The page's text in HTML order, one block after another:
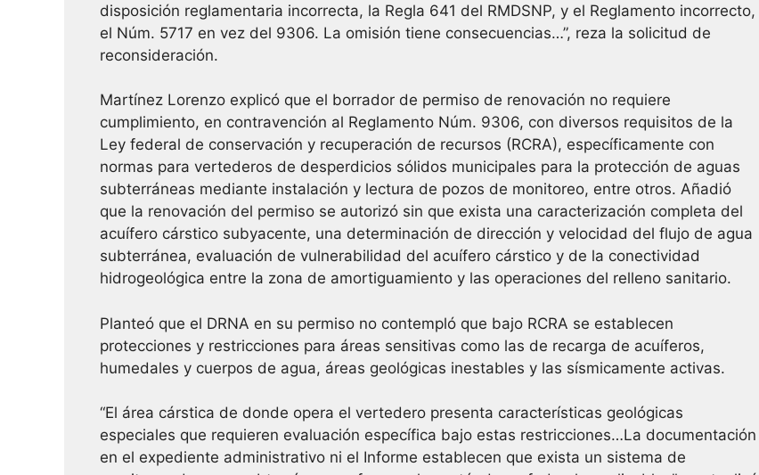
disposición reglamentaria incorrecta, la Regla 641 del RMDSNP, y el Reglamento incorrecto,
el Núm. 5717 en vez del 9306. La omisión tiene consecuencias…”, reza la solicitud de
reconsideración.
Martínez Lorenzo explicó que el borrador de permiso de renovación no requiere
cumplimiento, en contravención al Reglamento Núm. 9306, con diversos requisitos de la
Ley federal de conservación y recuperación de recursos (RCRA), específicamente con
normas para vertederos de desperdicios sólidos municipales para la protección de aguas
subterráneas mediante instalación y lectura de pozos de monitoreo, entre otros. Añadió
que la renovación del permiso se autorizó sin que exista una caracterización completa del
acuífero cárstico subyacente, una determinación de dirección y velocidad del flujo de agua
subterránea, evaluación de vulnerabilidad del acuífero cárstico y de la conectividad
hidrogeológica entre la zona de amortiguamiento y las operaciones del relleno sanitario.
Planteó que el DRNA en su permiso no contempló que bajo RCRA se establecen
protecciones y restricciones para áreas sensitivas como las de recarga de acuíferos,
humedales y cuerpos de agua, áreas geológicas inestables y las sísmicamente activas.
“El área cárstica de donde opera el vertedero presenta características geológicas
especiales que requieren evaluación específica bajo estas restricciones…La documentación
en el expediente administrativo ni el Informe establecen que exista un sistema de